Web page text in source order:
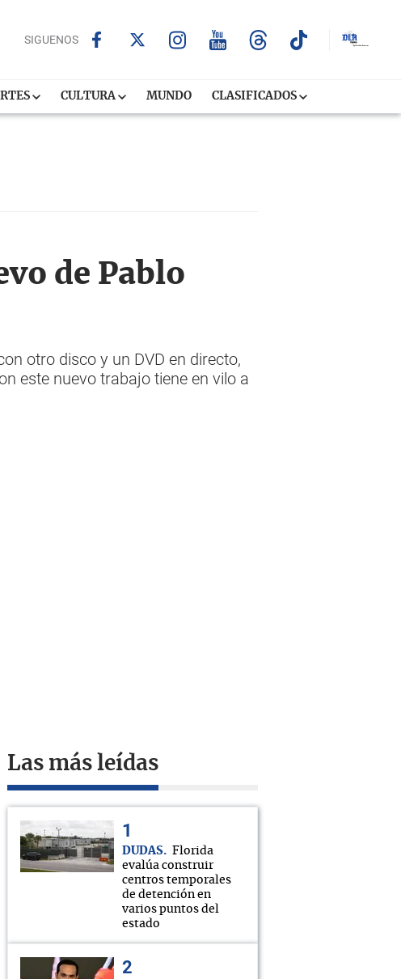
SIGUENOS
CULTURA MUNDO CLASIFICADOS
de Pablo
otro disco y un DVD en directo,
este nuevo trabajo tiene en vilo a
Las más leídas
DUDAS
Florida
evalúa construir
centros temporales
de detención en
varios puntos del
estado